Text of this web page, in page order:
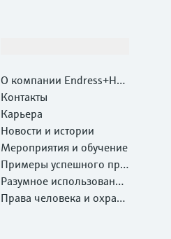
О компании Endress+Hau
ser
Контакты
Карьера
Новости и истории
Мероприятия и обучение
Примеры успешного при
менения
Разумное использование
ресурсов
Права человека и охрана